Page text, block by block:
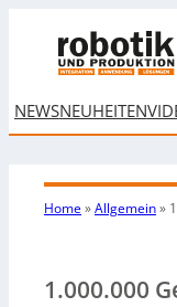
NEWSNEUHEITEN
Home»Allgemein»
1.000.000